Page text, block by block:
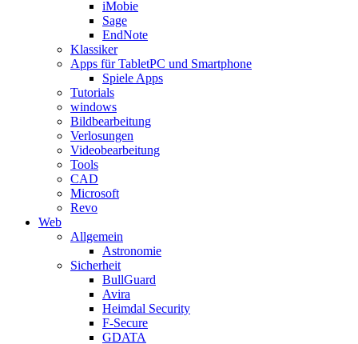
iMobie
Sage
EndNote
Klassiker
Apps für TabletPC und Smartphone
Spiele Apps
Tutorials
windows
Bildbearbeitung
Verlosungen
Videobearbeitung
Tools
CAD
Microsoft
Revo
Web
Allgemein
Astronomie
Sicherheit
BullGuard
Avira
Heimdal Security
F-Secure
GDATA